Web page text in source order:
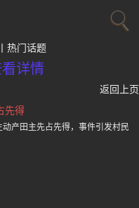
热门话题
详情
返回上页
先得
产田主先占先得，事件引发村民